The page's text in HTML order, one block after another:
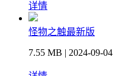
详情
怪物之触最新版
7.55 MB | 2024-09-04